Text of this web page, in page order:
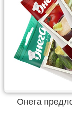
Онега